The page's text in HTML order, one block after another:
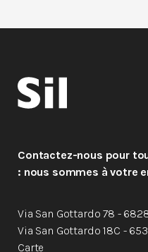
Contactez-nous pour
: nous sommes à votre
Via San Gottardo 78 -
Via San Gottardo 18C -
Carte